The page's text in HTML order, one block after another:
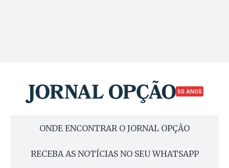
50 ANOS
ONDE ENCONTRAR O JORNAL OPÇÃO
RECEBA AS NOTÍCIAS NO SEU WHATSAPP